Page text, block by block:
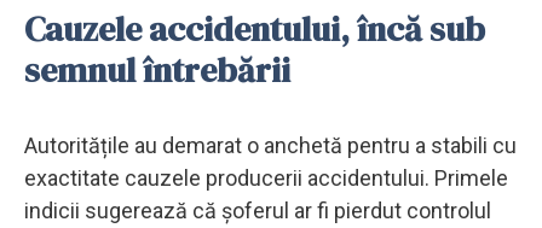
Cauzele accidentului, încă sub
semnul întrebării
Autoritățile au demarat o anchetă pentru a stabili cu
exactitate cauzele producerii accidentului. Primele
indicii sugerează că șoferul ar fi pierdut controlul